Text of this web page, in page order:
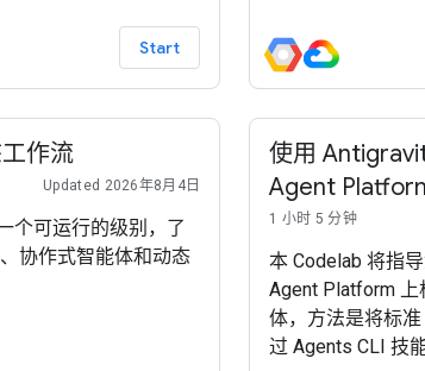
服务，您的
定价方案
Start
作流
Updated 2026年8月4日
个可运行的级别，了
协作式智能体和动态
使用
Agent
1 小时 5 分钟
本 Codelab 将指
Agent Platform
体，方法是将标
过 Agents CLI 技